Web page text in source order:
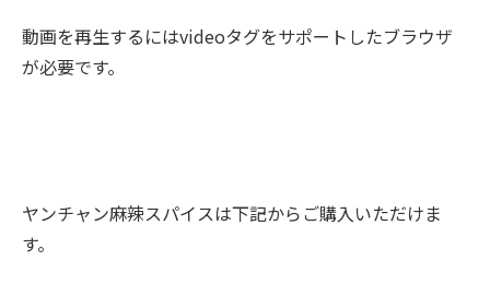
動画を再生するにはvideoタグをサポートしたブラウザ
が必要です。
ヤンチャン麻辣スパイスは下記からご購入いただけま
す。